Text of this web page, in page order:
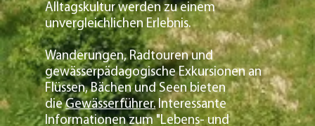
Alltagskultur werden zu einem
unvergleichlichen Erlebnis.
Wanderungen, Radtouren und
gewässerpädagogische Exkursionen an
Flüssen, Bächen und Seen bieten
dieGewässerführer.Interessante
Informationen zum "Lebens- und